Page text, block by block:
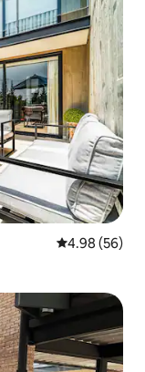
औसत रेटिंग 5 में
4.98 (56)